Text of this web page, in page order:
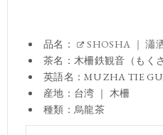
品名：
SHOSHA ｜ 瀟
茶名：木柵鉄観音（もく
英語名：MU ZHA TIE
産地：台湾 ｜ 木柵
種類：烏龍茶